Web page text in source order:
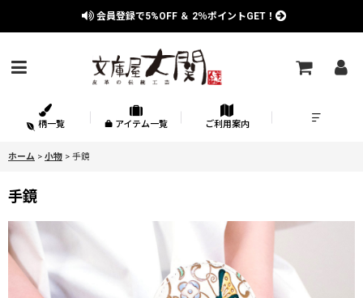
会員登録で5%OFF ＆ 2％ポイントGET！
柄一覧 アイテム一覧 ご利用案内
ホーム > 小物 > 手鏡
手鏡